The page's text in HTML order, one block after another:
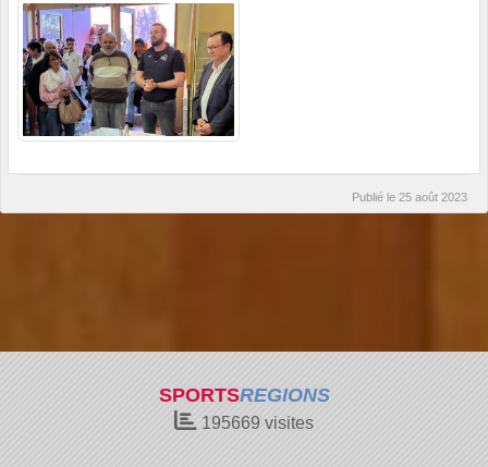
Publié le 25 août 2023
SPORTSREGIONS
195669 visites